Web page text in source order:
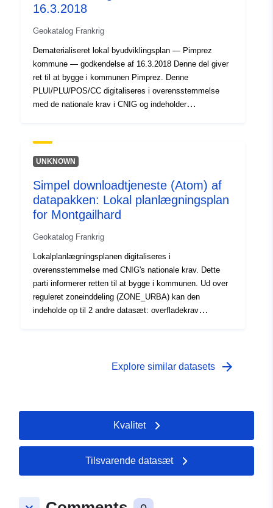
16.3.2018
Geokatalog Frankrig
Dematerialiseret lokal byudviklingsplan — Pimprez
kommune — godkendelse af 16.3.2018 Denne del giver
ret til at bygge i kommunen Pimprez. Denne
PLUI/PLU/POS/CC digitaliseres i overensstemmelse
med de nationale krav i CNIG og indeholder
planlægningsretningslinjer og geografiske data. På trods
af den opmærksomhed, der er lagt på udarbejdelsen af
autentiske og kan håndhæves ud fra et juridisk
synspunkt.
UNKNOWN
Simpel downloadtjeneste (Atom) af
datapakken: Lokal planlægningsplan
for Montgailhard
Geokatalog Frankrig
Lokalplanlægningsplanen digitaliseres i
overensstemmelse med CNIG's nationale krav. Dette
parti informerer retten til at bygge i kommunen. Ud over
reguleret zoneinddeling (ZONE_URBA) kan den
indeholde op til 2 andre datasæt: overfladekrav
Explore similar datasets arrow_forward
Kvalitet
Tilsvarende datasæt